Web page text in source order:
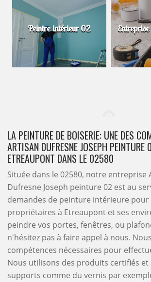
Peintre intérieur 02
LA PEINTURE DE BOISERIE: UNE DES
ARTISAN DUFRESNE JOSEPH PEINTURE
ETREAUPONT DANS LE 02580
Située dans le 02580, notre entreprise
Dufresne Joseph peinture 02 est au
demandes de peinture intérieure pour
propriétaires à Etreaupont et ses
peindre vos portes, fenêtres, ou
n'hésitez pas à faire appel à nous.
compétences nécessaires pour
Nous utilisons des produits certifiés et
supports comme du vernis par